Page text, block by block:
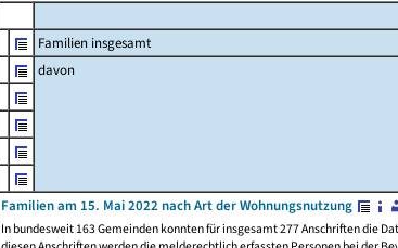
Familien insgesamt
davon
Familien am 15. Mai 2022 nach Art der Wohnungsnutzung
In bundesweit 163 Gemeinden konnten für insgesamt 277 Anschriften die